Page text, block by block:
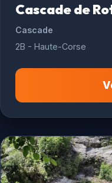
Cascade de
Cascade
2B - Haute-Corse